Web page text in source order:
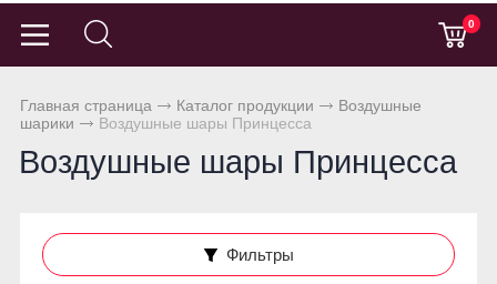
0
Главная страница Каталог продукции
Воздушные
шарики
Воздушные шары Принцесса
Воздушные шары Принцесса
Фильтры